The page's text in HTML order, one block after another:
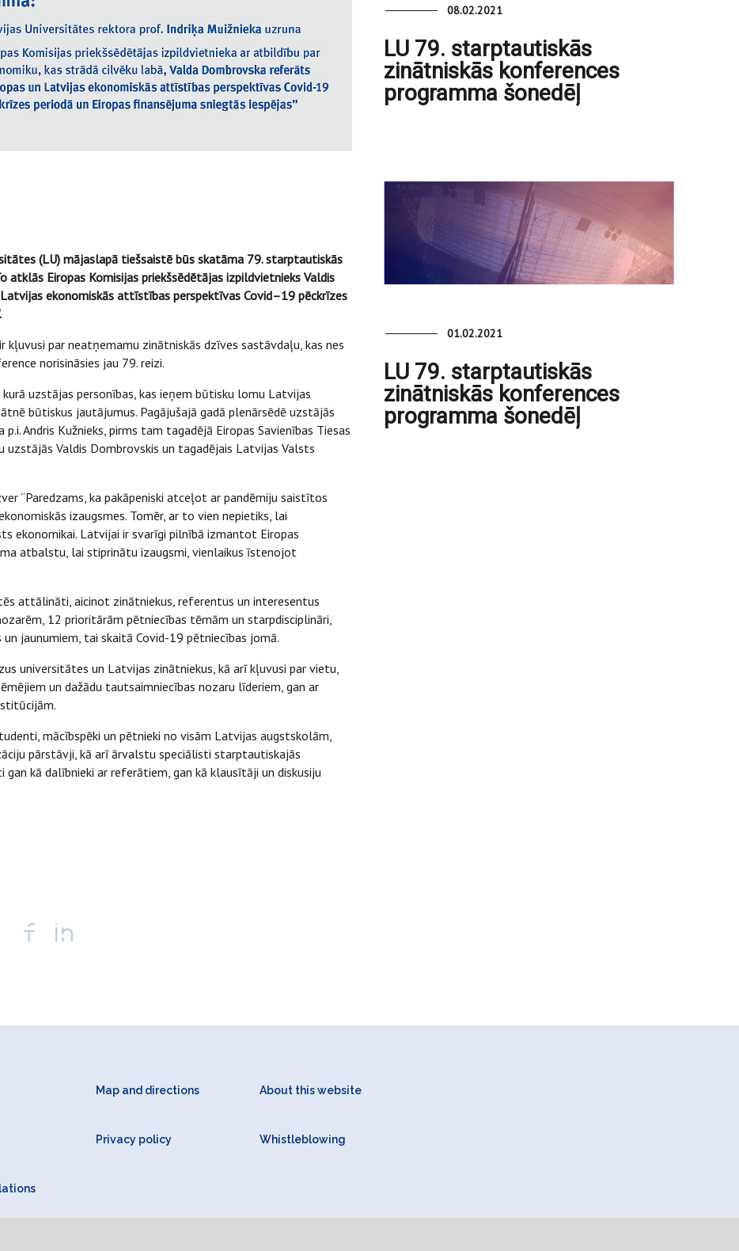
(LU) mājaslapā tiešsaistē būs skatāma 79. starptautiskās
atklās Eiropas Komisijas priekšsēdētājas izpildvietnieks Valdis
ekonomiskās attīstības perspektīvas Covid–19 pēckrīzes
par neatņemamu zinātniskās dzīves sastāvdaļu, kas nes
norisināsies jau 79. reizi.
uzstājas personības, kas ieņem būtisku lomu Latvijas
būtiskus jautājumus. Pagājušajā gadā plenārsēdē uzstājās
Andris Kužnieks, pirms tam tagadējā Eiropas Savienības Tiesas
Valdis Dombrovskis un tagadējais Latvijas Valsts
“Paredzams, ka pakāpeniski atceļot ar pandēmiju saistītos
izaugsmes. Tomēr, ar to vien nepietiks, lai
ekonomikai. Latvijai ir svarīgi pilnībā izmantot Eiropas
atbalstu, lai stiprinātu izaugsmi, vienlaikus īstenojot
attālināti, aicinot zinātniekus, referentus un interesentus
12 prioritārām pētniecības tēmām un starpdisciplināri,
jaunumiem, tai skaitā Covid-19 pētniecības jomā.
universitātes un Latvijas zinātniekus, kā arī kļuvusi par vietu,
un dažādu tautsaimniecības nozaru līderiem, gan ar
mācībspēki un pētnieki no visām Latvijas augstskolām,
pārstāvji, kā arī ārvalstu speciālisti starptautiskajās
kā dalībnieki ar referātiem, gan kā klausītāji un diskusiju
08.02.2021
LU 79. starptautiskās
zinātniskās konferences
programma šonedēļ
01.02.2021
LU 79. starptautiskās
zinātniskās konferences
programma šonedēļ
Map and directions About this website
Privacy policy Whistleblowing